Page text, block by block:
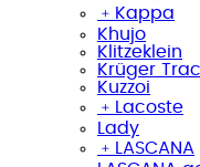
﹢ Kappa
Khujo
Klitzeklein
Krüger
Kuzzoi
﹢
Lacoste
Lady
﹢
LASCANA